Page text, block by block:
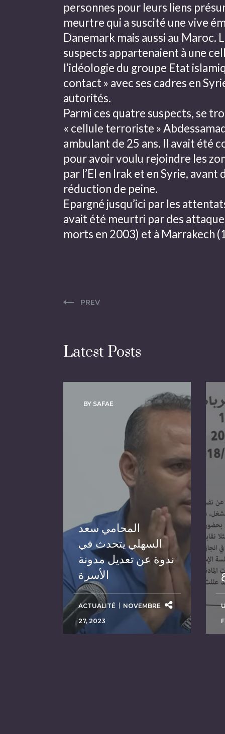
personnes pour leurs liens
meurtre qui a suscité une vive
Danemark mais aussi au Maroc.
suspects appartenaient à une
l’idéologie du groupe Etat
contact » avec ses cadres en
autorités.
Parmi ces quatre suspects, se
« cellule terroriste »
ambulant de 25 ans. Il avait été
pour avoir voulu rejoindre les
par l’EI en Irak et en Syrie, avant
réduction de peine.
Epargné jusqu’ici par les
avait été meurtri par des
morts en 2003) et à Marrakech
PREV
Latest Posts
BY SAFAE
المحامي سعد
السهلي يتحدث في
ندوة عن تعديل مدونة
الأسرة
ACTUALITÉ
NOVEMBRE
27, 2023